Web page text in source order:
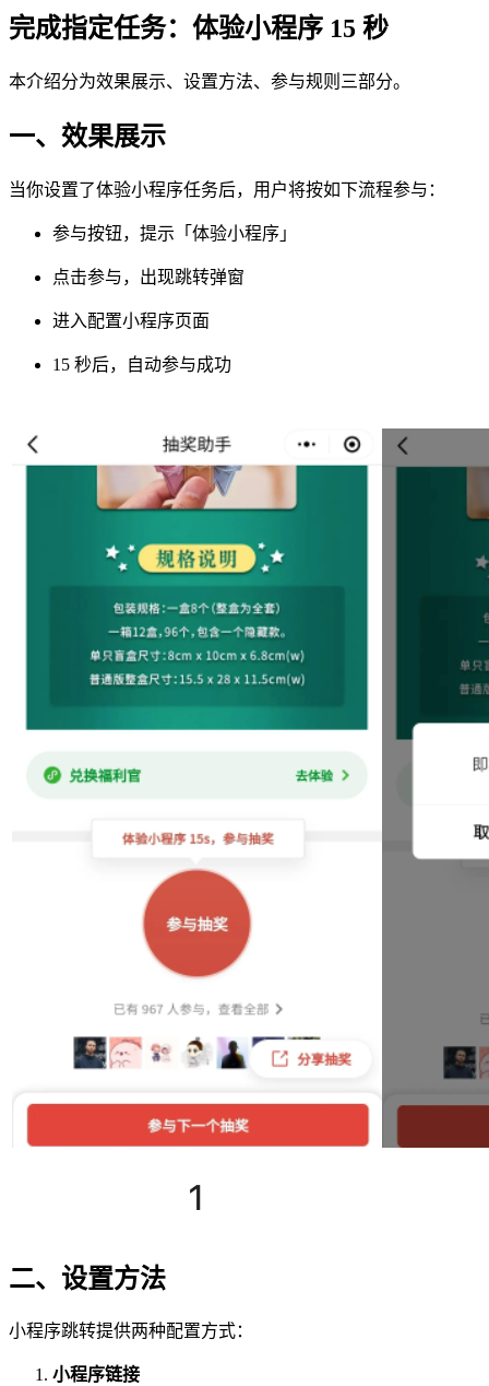
完成指定任务：体验小程序 15 秒
本介绍分为效果展示、设置方法、参与规则三部分。
一、效果展示
当你设置了体验小程序任务后，用户将按如下流程参与：
参与按钮，提示「体验小程序」
点击参与，出现跳转弹窗
进入配置小程序页面
15 秒后，自动参与成功
二、设置方法
小程序跳转提供两种配置方式：
小程序链接